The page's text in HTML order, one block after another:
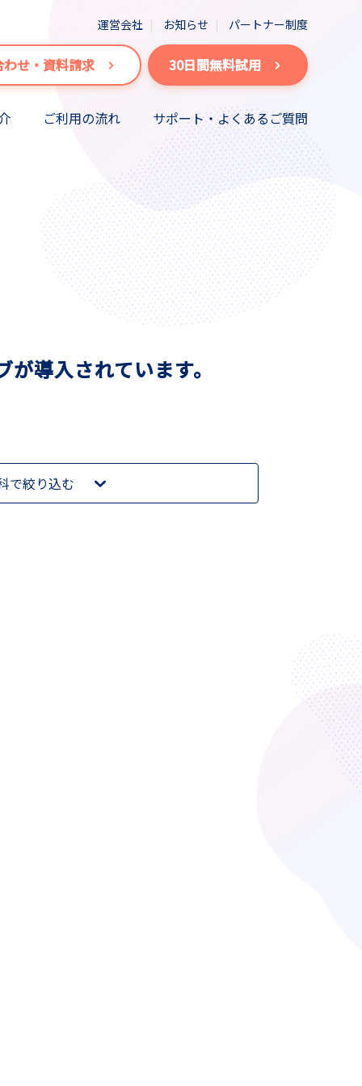
ご利用の流れ サポート・よくあるご質問
運営会社 お知らせ パートナー制度
わせ・資料請求 30日間無料試用
導入されています。
で絞り込む